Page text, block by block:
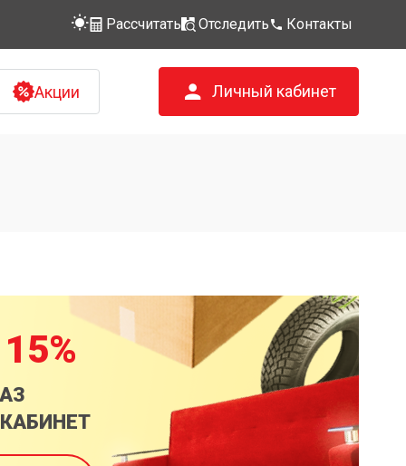
Рассчитать Отследить Контакты
Акции Личный кабинет